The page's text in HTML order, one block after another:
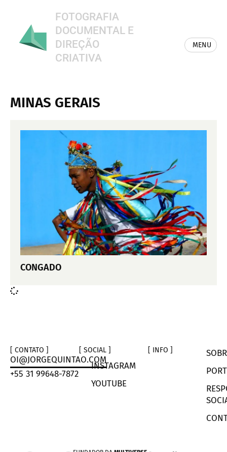
FOTOGRAFIA
DOCUMENTAL E
DIREÇÃO
CRIATIVA
MENU
MINAS GERAIS
CONGADO
[ CONTATO ]
OI@JORGEQUINTAO.COM
+55 31 99648-7872
[ SOCIAL ]
INSTAGRAM
YOUTUBE
[ INFO ]